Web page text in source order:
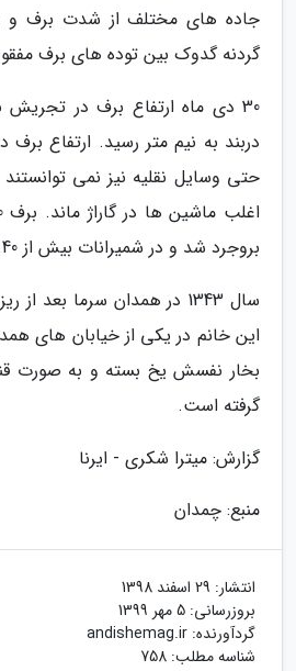
گردنه گدوک بین توده های برف
دربند به نیم متر رسید. ارتفاع
حتی وسایل نقلیه نیز نمی
بروجرد شد و در شمیرانات بیش از 40 سانتی متر برف بارید.
سال 1343 در همدان سرما
این خانم در یکی از خیابان های
بخار نفسش یخ بسته و به صورت
گرفته است.
گزارش: میترا شکری - ایرنا
منبع: چمدان
انتشار: 29 اسفند 1398
بروزرسانی: 5 مهر 1399
گردآورنده: andishemag.ir
شناسه مطلب: 758